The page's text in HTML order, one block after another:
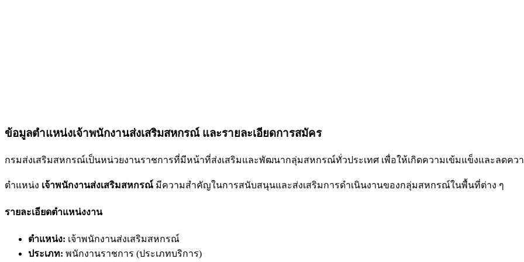
ข้อมูลตำแหน่งเจ้าพนักงานส่งเสริมสหกรณ์ และรายละเอียดการสมัคร
กรมส่งเสริมสหกรณ์เป็นหน่วยงานราชการที่มีหน้าที่ส่งเสริมและพัฒนากลุ่มสหกรณ์ทั่วประเทศ เพื่อให้เกิดความเข้มแข็งและลดคว
ตำแหน่ง เจ้าพนักงานส่งเสริมสหกรณ์ มีความสำคัญในการสนับสนุนและส่งเสริมการดำเนินงานของกลุ่มสหกรณ์ในพื้นที่ต่าง ๆ
รายละเอียดตำแหน่งงาน
ตำแหน่ง: เจ้าพนักงานส่งเสริมสหกรณ์
ประเภท: พนักงานราชการ (ประเภทบริการ)